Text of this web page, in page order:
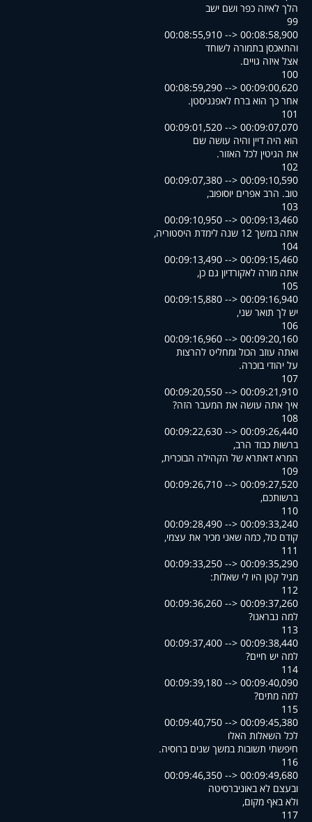
הלך לאיזה כפר ושם ישב
99
00:08:55,910 --> 00:08:58,900
והתאכסן בתמורה לשוחד
.אצל איזה גויים
100
00:08:59,290 --> 00:09:00,620
.אחר כך הוא ברח לאפגניסטן
101
00:09:01,520 --> 00:09:07,070
הוא היה דיין והיה עושה שם
.את הגיטין לכל האזור
102
00:09:07,380 --> 00:09:10,590
,טוב. הרב אפרים יוסופוב
103
00:09:10,950 --> 00:09:13,460
,אתה במשך 12 שנה לימדת היסטוריה
104
00:09:13,490 --> 00:09:15,460
,אתה מורה לאקורדיון גם כן
105
00:09:15,880 --> 00:09:16,940
,יש לך תואר שני
106
00:09:16,960 --> 00:09:20,160
ואתה עוזב הכול ומחליט להרצות
.על יהודי בוכרה
107
00:09:20,550 --> 00:09:21,910
?איך אתה עושה את המעבר הזה
108
00:09:22,630 --> 00:09:26,440
,ברשות כבוד הרב
,המרא דאתרא של הקהילה הבוכרית
109
00:09:26,710 --> 00:09:27,520
,ברשותכם
110
00:09:28,490 --> 00:09:33,240
,קודם כול, כמה שאני מכיר את עצמי
111
00:09:33,250 --> 00:09:35,290
:מגיל קטן היו לי שאלות
112
00:09:36,260 --> 00:09:37,260
?למה נבראנו
113
00:09:37,400 --> 00:09:38,440
?למה יש חיים
114
00:09:39,180 --> 00:09:40,090
?למה מתים
115
00:09:40,750 --> 00:09:45,380
לכל השאלות האלו
.חיפשתי תשובות במשך שנים ברוסיה
116
00:09:46,350 --> 00:09:49,680
ובעצם לא באוניברסיטה
,ולא באף מקום
117